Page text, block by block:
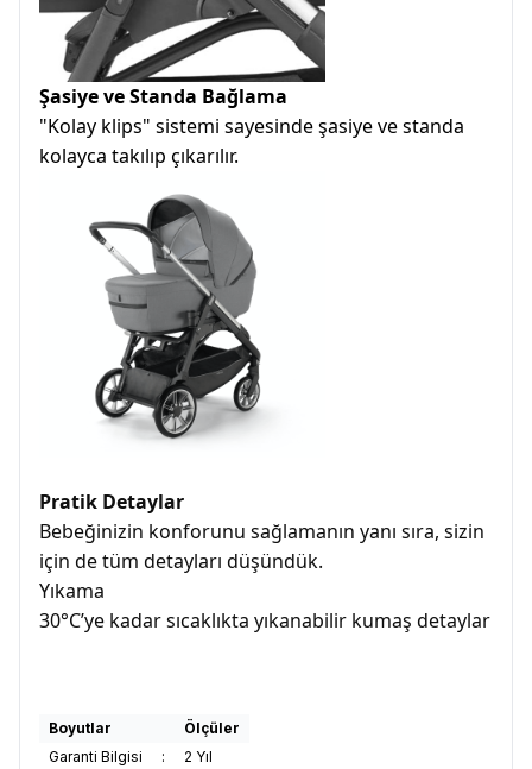
Şasiye ve Standa Bağlama
"Kolay klips" sistemi sayesinde şasiye ve standa
kolayca takılıp çıkarılır.
Pratik Detaylar
Bebeğinizin konforunu sağlamanın yanı sıra, sizin
için de tüm detayları düşündük.
Yıkama
30°C’ye kadar sıcaklıkta yıkanabilir kumaş detaylar
Boyutlar
Ölçüler
Garanti Bilgisi
: 2 Yıl